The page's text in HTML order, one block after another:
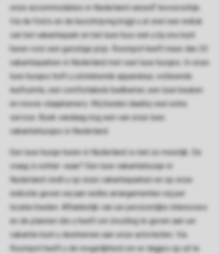
onze accommodaties in Nederland vanzelf tevoorschijn.
Via de foto's en de beschrijving krijgt u al snel een indruk
van het vakantiepark en het luxe huis wat u bij ons kunt
huren voor een gunstige prijs. Roompot heeft meer dan 20
vakantieparken in Nederland met veel luxe huisjes. In onze
luxe huisjes treft u uitstekende apparatuur, voldoende
leefruimte, een comfortabele badkamer, een luxe keuken
en mooie slaapkamers. Wij bieden daarbij veel extra
service. Boek vandaag nog een van onze luxe
vakantiehuisjes in Nederland.
Een luxe huisje huren in Nederland is niet zo moeilijk. De
vraag is echter: waar? Een luxe vakantiehuisje in
Nederland vindt u op onze vakantieparken en op onze
website geven wij aan welke arrangementen wij per
locatie bieden. Afhankelijk van uw persoonlijke interesses
en de plannen die u heeft om invulling te geven aan uw
vakantie kunt u deelnemen aan onze activiteiten. Via
Roompot heeft u de mogelijkheid om er dagjes op uit te